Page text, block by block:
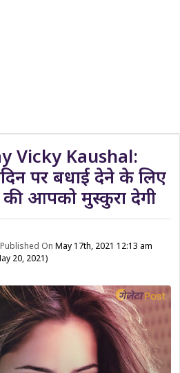
Vicky Kaushal:
पर बधाई देने के लिए
आपको मुस्कुरा देगी
Published OnMay 17th, 2021 12:13 am
20, 2021)